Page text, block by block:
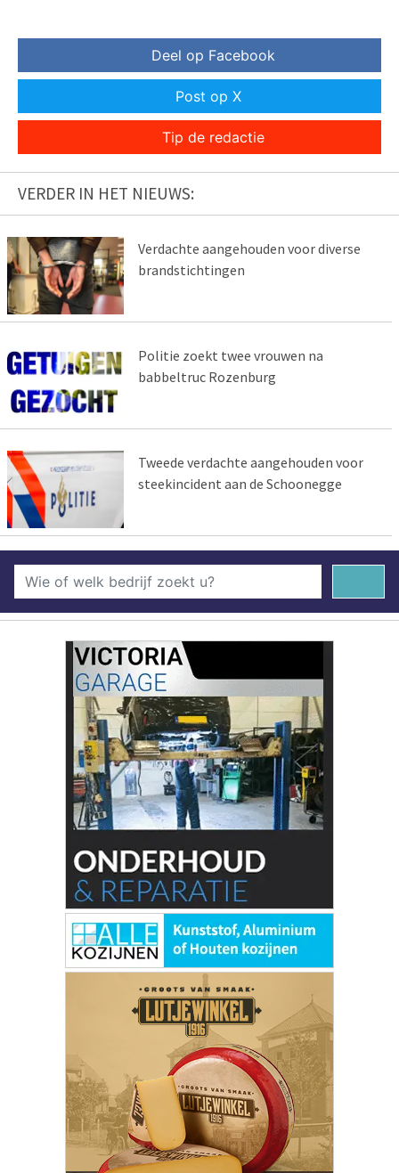
Deel op Facebook
Post op X
Tip de redactie
VERDER IN HET NIEUWS:
Verdachte aangehouden voor diverse
brandstichtingen
Politie zoekt twee vrouwen na
babbeltruc Rozenburg
Tweede verdachte aangehouden voor
steekincident aan de Schoonegge